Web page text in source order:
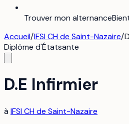
Trouver mon alternance
Accueil/IFSI CH de Saint-Nazaire/
Diplôme d'Étatsante
D.E Infirmier
à IFSI CH de Saint-Nazaire